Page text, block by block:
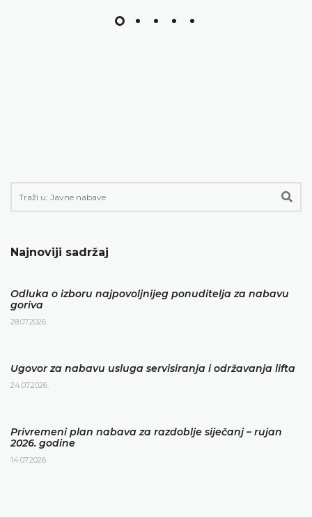
Najnoviji sadržaj
Odluka o izboru najpovoljnijeg ponuditelja za nabavu
goriva
28.07.2026.
Ugovor za nabavu usluga servisiranja i održavanja lifta
24.07.2026.
Privremeni plan nabava za razdoblje siječanj – rujan
2026. godine
14.07.2026.